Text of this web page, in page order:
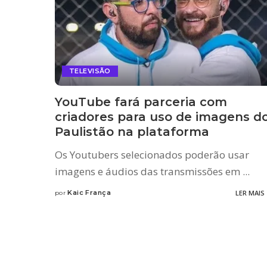
TELEVISÃO
YouTube fará parceria com
criadores para uso de imagens
Paulistão na plataforma
Os Youtubers selecionados poderão usar
imagens e áudios das transmissões em ...
Posted
por Kaic França LER MAIS